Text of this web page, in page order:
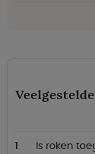
Is roken